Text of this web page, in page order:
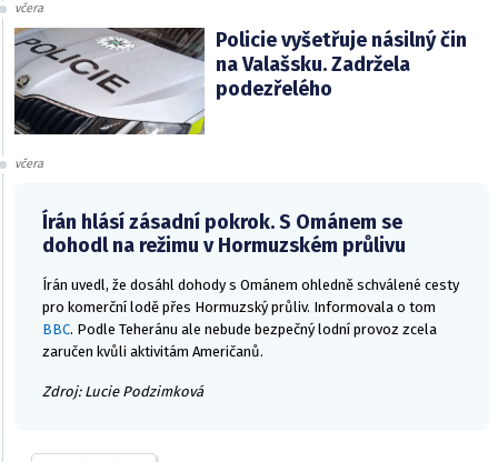
včera
Policie vyšetřuje násilný čin
na Valašsku. Zadržela
podezřelého
včera
Írán hlásí zásadní pokrok. S Ománem se
dohodl na režimu v Hormuzském průlivu
Írán uvedl, že dosáhl dohody s Ománem ohledně schválené cesty
pro komerční lodě přes Hormuzský průliv. Informovala o tom
BBC. Podle Teheránu ale nebude bezpečný lodní provoz zcela
zaručen kvůli aktivitám Američanů.
Zdroj: Lucie Podzimková